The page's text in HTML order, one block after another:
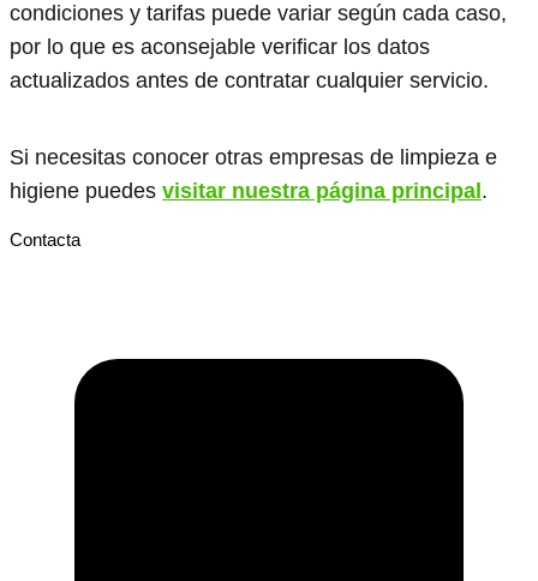
condiciones y tarifas puede variar según cada caso,
por lo que es aconsejable verificar los datos
actualizados antes de contratar cualquier servicio.
Si necesitas conocer otras empresas de limpieza e
higiene puedes visitar nuestra página principal .
Contacta